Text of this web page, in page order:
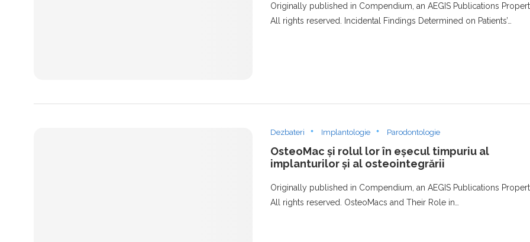
Originally published in Compendium, an AEGIS Publications
All rights reserved. Incidental Findings Determined on Patients’…
Dezbateri Implantologie Parodontologie
OsteoMac și rolul lor în eșecul timpuriu al
implanturilor și al osteointegrării
Originally published in Compendium, an AEGIS Publications
All rights reserved. OsteoMacs and Their Role in…